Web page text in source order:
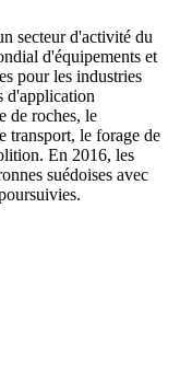
secteur d'activité du
d'équipements et
pour les industries
d'application
de roches, le
transport, le forage de
En 2016, les
suédoises avec